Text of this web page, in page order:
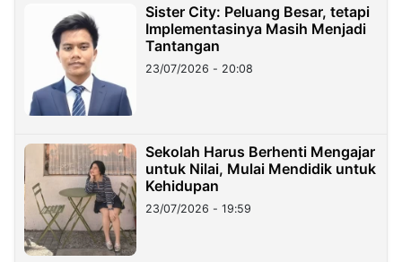
Sister City: Peluang Besar, tetapi
Implementasinya Masih Menjadi
Tantangan
23/07/2026 - 20:08
Sekolah Harus Berhenti Mengajar
untuk Nilai, Mulai Mendidik untuk
Kehidupan
23/07/2026 - 19:59